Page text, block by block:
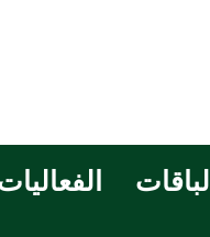
الباقات